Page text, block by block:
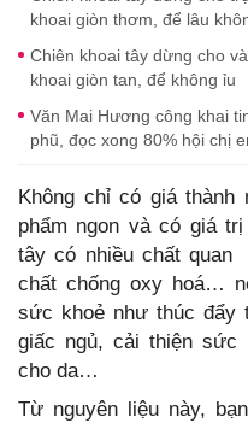
khoai giòn thơm, để lâu
Chiên khoai tây dừng cho
khoai giòn tan, để không ỉu
Văn Mai Hương công khai
phũ, đọc xong 80% hội chị
Không chỉ có giá
phẩm ngon và có giá
tây có nhiều chất
chất chống oxy hoá…
sức khoẻ như thúc đẩy
giấc ngủ, cải thiện
cho da…
Từ nguyên liệu này,